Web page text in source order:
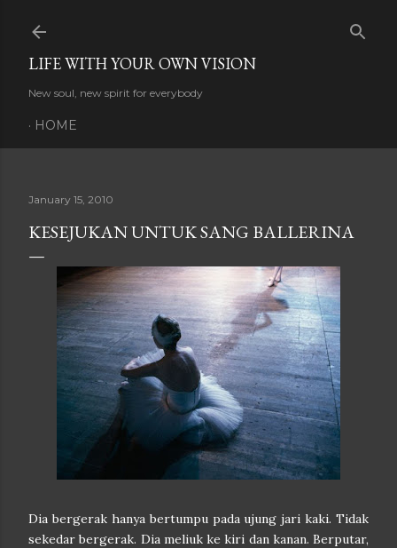
LIFE WITH YOUR OWN VISION
New soul, new spirit for everybody
HOME
January 15, 2010
KESEJUKAN UNTUK SANG BALLERINA
Dia bergerak hanya bertumpu pada ujung jari kaki. Tidak
sekedar bergerak. Dia meliuk ke kiri dan kanan. Berputar,